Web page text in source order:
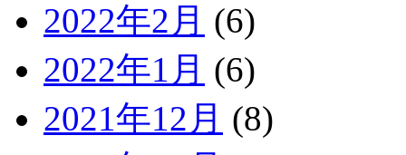
2022年2月 (6)
2022年1月 (6)
2021年12月 (8)